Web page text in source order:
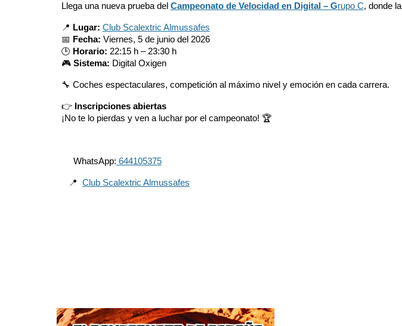
Llega una nueva prueba del Campeonato de Velocidad en Digital – Grupo C, donde la
📍 Lugar: Club Scalextric Almussafes
📅 Fecha: Viernes, 5 de juniodel 2026
🕒 Horario: 22:15 h – 23:30 h
🎮 Sistema: Digital Oxigen
🔧 Coches espectaculares, competición al máximo nivel y emoción en cada carrera.
👉 Inscripciones abiertas
¡No te lo pierdas y ven a luchar por el campeonato! 🏆
WhatsApp: 644105375
📍 Club Scalextric Almussafes